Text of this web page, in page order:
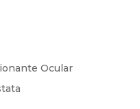
Ocular